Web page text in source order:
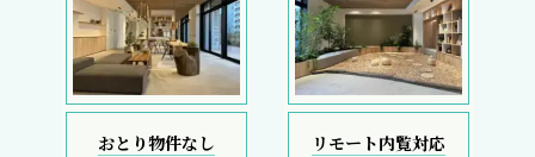
おとり物件なし リモート内覧対応